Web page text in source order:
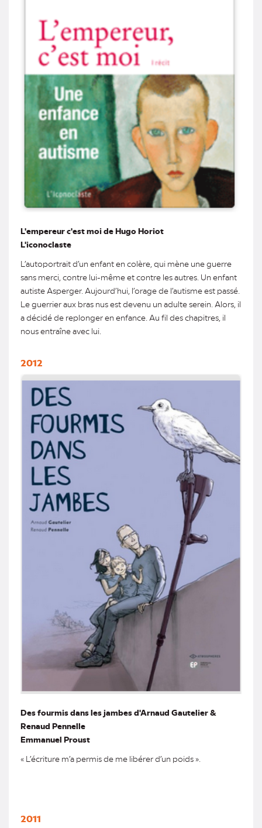
L'empereur c'est moi de Hugo Horiot
L'iconoclaste
L’autoportrait d’un enfant en colère, qui mène une guerre
sans merci, contre lui-même et contre les autres. Un enfant
autiste Asperger. Aujourd’hui, l’orage de l’autisme est passé.
Le guerrier aux bras nus est devenu un adulte serein. Alors, il
a décidé de replonger en enfance. Au fil des chapitres, il
nous entraîne avec lui.
2012
Des fourmis dans les jambes d'Arnaud Gautelier &
Renaud Pennelle
Emmanuel Proust
« L’écriture m’a permis de me libérer d’un poids ».
2011